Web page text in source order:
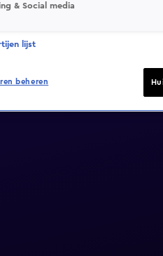
& Social media
lijst
beheren